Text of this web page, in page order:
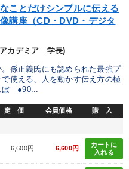
ことだけシンプルに伝える
講座（CD・DVD・デジタ
カデミア 学長)
孫正義氏にも認められた最強プ
使える、人を動かす伝え方の極
ぼ ●90...
定 価 会員価格 購 入
6,600円 6,600円
カートに
入れる